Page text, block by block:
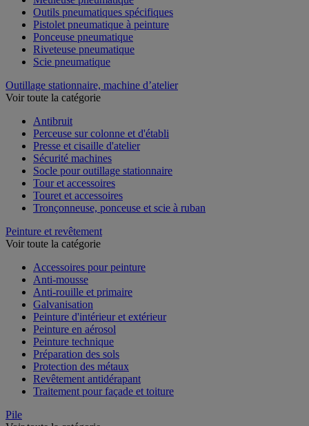
Outils pneumatiques spécifiques
Pistolet pneumatique à peinture
Ponceuse pneumatique
Riveteuse pneumatique
Scie pneumatique
Outillage stationnaire, machine d’atelier
Voir toute la catégorie
Antibruit
Perceuse sur colonne et d'établi
Presse et cisaille d'atelier
Sécurité machines
Socle pour outillage stationnaire
Tour et accessoires
Touret et accessoires
Tronçonneuse, ponceuse et scie à ruban
Peinture et revêtement
Voir toute la catégorie
Accessoires pour peinture
Anti-mousse
Anti-rouille et primaire
Galvanisation
Peinture d'intérieur et extérieur
Peinture en aérosol
Peinture technique
Préparation des sols
Protection des métaux
Revêtement antidérapant
Traitement pour façade et toiture
Pile